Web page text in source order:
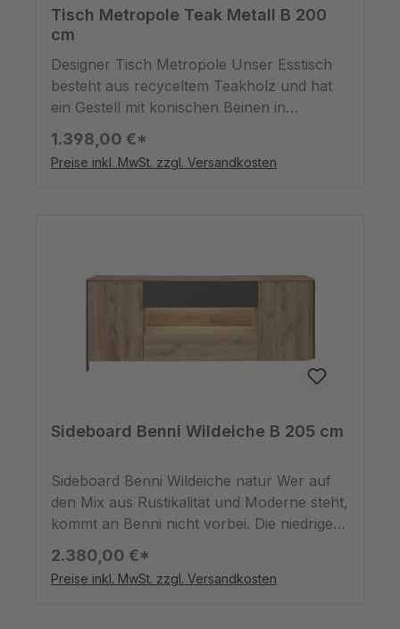
Tisch Metropole Teak Metall B 200
cm
Designer Tisch Metropole Unser Esstisch
besteht aus recyceltem Teakholz und hat
ein Gestell mit konischen Beinen in
Bumerangform. Die Tischplatte wird an
allen Kanten schmaler, schweizer Kante
und hat abgerundete Ecken. Die Größen
sorgfältig verarbeitet. Risse, Flecken und
andere Unregelmäßigkeiten sind Teil seines
Charmes und sorgen für den einzigartigen
Charakter, den wir suchen.
1.398,00 €*
Preise inkl. MwSt. zzgl. Versandkosten
Sideboard Benni Wildeiche B 205 cm
Sideboard Benni Wildeiche natur Wer auf
den Mix aus Rustikalität und Moderne steht,
kommt an Benni nicht vorbei. Die niedrige
Wohnzimmerkommode, die hervorragend
unter einen Fernseher passt, zeichnet sich
durch sein Design aus. Das Möbelstück
2.380,00 €*
Preise inkl. MwSt. zzgl. Versandkosten